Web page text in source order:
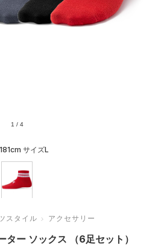
1 / 4
サイズL
スタイル アクセサリー
ター ソックス （6足セット）